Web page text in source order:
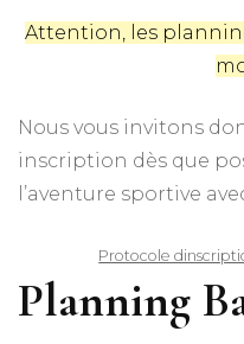
Attention, les
Nous vous invitons
inscription dès que
l’aventure sportive
Protocole
Planning